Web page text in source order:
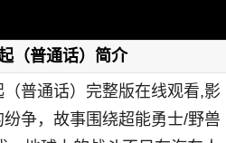
（普通话）简介
普通话）完整版在线观看,影
争，故事围绕超能勇士/野兽